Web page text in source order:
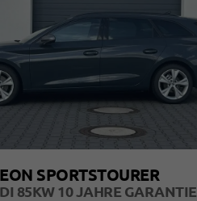
SPORTSTOURER
85KW 10 JAHRE GARANTIE